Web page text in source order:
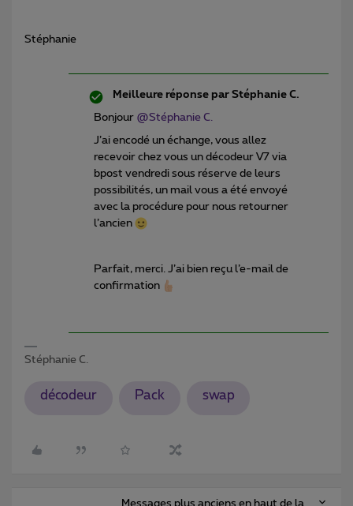
Stéphanie
Meilleure réponse par Stéphanie C.
Bonjour @Stéphanie C.
J’ai encodé un échange, vous allez
recevoir chez vous un décodeur V7 via
bpost vendredi sous réserve de leurs
possibilités, un mail vous a été envoyé
avec la procédure pour nous retourner
l’ancien
Parfait, merci. J’ai bien reçu l’e-mail de
confirmation
Stéphanie C.
décodeur Pack swap
Messages plus anciens en haut de la